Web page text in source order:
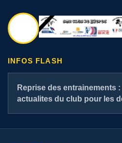
INFOS FLASH
Reprise des entrainements
actualites du club pour les